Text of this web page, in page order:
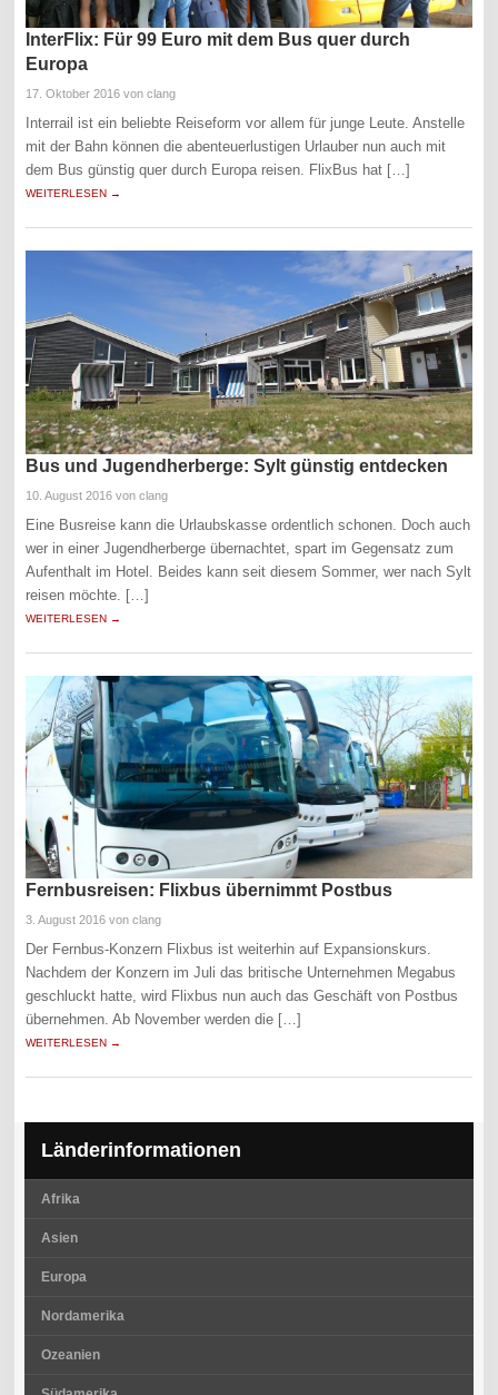
InterFlix: Für 99 Euro mit dem Bus quer durch
Europa
17. Oktober 2016 von clang
Interrail ist ein beliebte Reiseform vor allem für junge Leute. Anstelle
mit der Bahn können die abenteuerlustigen Urlauber nun auch mit
dem Bus günstig quer durch Europa reisen. FlixBus hat […]
WEITERLESEN →
Bus und Jugendherberge: Sylt günstig entdecken
10. August 2016 von clang
Eine Busreise kann die Urlaubskasse ordentlich schonen. Doch auch
wer in einer Jugendherberge übernachtet, spart im Gegensatz zum
Aufenthalt im Hotel. Beides kann seit diesem Sommer, wer nach Sylt
reisen möchte. […]
WEITERLESEN →
Fernbusreisen: Flixbus übernimmt Postbus
3. August 2016 von clang
Der Fernbus-Konzern Flixbus ist weiterhin auf Expansionskurs.
Nachdem der Konzern im Juli das britische Unternehmen Megabus
geschluckt hatte, wird Flixbus nun auch das Geschäft von Postbus
übernehmen. Ab November werden die […]
WEITERLESEN →
Länderinformationen
Afrika
Asien
Europa
Nordamerika
Ozeanien